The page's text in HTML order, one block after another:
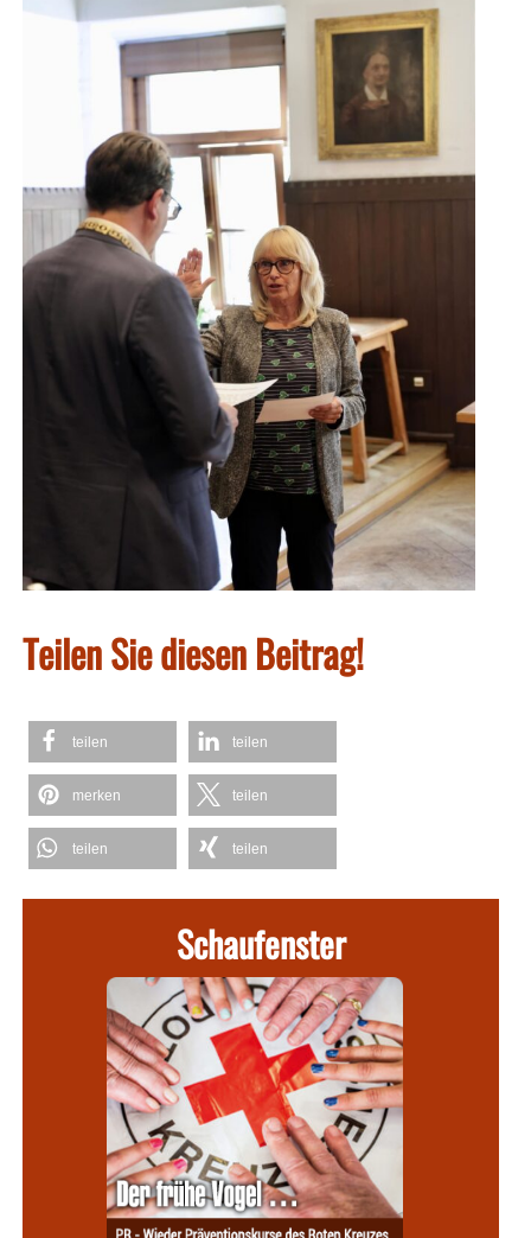
Teilen Sie diesen Beitrag!
teilen teilen
merken teilen
teilen teilen
Schaufenster